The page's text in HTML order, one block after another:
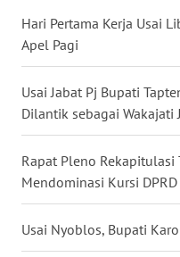
Hari Pertama Kerja Usai
Apel Pagi
Usai Jabat Pj Bupati
Dilantik sebagai Wakajati
Rapat Pleno Rekapitulasi
Mendominasi Kursi
Usai Nyoblos, Bupati
NIAS
LANGKAT
TAPANULI
SELATAN
WN
TANJUNG